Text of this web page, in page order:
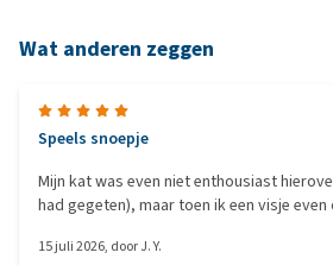
Wat anderen zeggen
Speels snoepje
Mijn kat was even niet enthousiast
had gegeten), maar toen ik een visje
Dus succes! Deze snacks zijn ook wat
15 juli 2026, doorJ. Y.